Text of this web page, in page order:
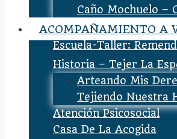
Caño Mochuelo –
ACOMPAÑAMIENTO A
Escuela-Taller:
Historia – Tejer La
Arteando Mis
Tejiendo Nuestra
Atención Psicosocial
Casa De La Acogida